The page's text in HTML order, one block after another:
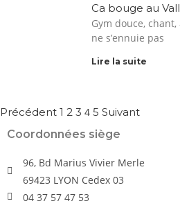
Ca bouge au
Gym douce,
ne s’ennuie pas
Lire la suite
Précédent 1 2 3 4 5 Suivant
Coordonnées siège
96, Bd Marius Vivier Merle
69423 LYON Cedex 03
04 37 57 47 53